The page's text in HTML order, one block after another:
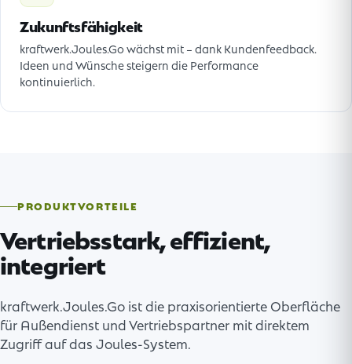
Zukunftsfähigkeit
kraftwerk.Joules.Go wächst mit – dank Kundenfeedback.
Ideen und Wünsche steigern die Performance
kontinuierlich.
PRODUKTVORTEILE
Vertriebsstark, effizient,
integriert
kraftwerk.Joules.Go ist die praxisorientierte Oberfläche
für Außendienst und Vertriebspartner mit direktem
Zugriff auf das Joules-System.